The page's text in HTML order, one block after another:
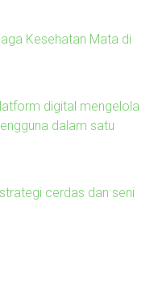
Kesehatan Mata di
digital mengelola
dalam satu
cerdas dan seni